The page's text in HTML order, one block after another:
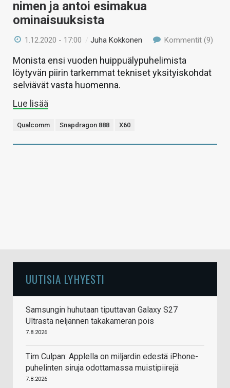
nimen ja antoi esimakua
ominaisuuksista
1.12.2020 - 17:00 /Juha Kokkonen Kommentit (9)
Monista ensi vuoden huippuälypuhelimista
löytyvän piirin tarkemmat tekniset yksityiskohdat
selviävät vasta huomenna.
Lue lisää
Qualcomm Snapdragon 888 X60
UUTISIA LYHYESTI
Samsungin huhutaan tiputtavan Galaxy S27
Ultrasta neljännen takakameran pois
7.8.2026
Tim Culpan: Applella on miljardin edestä iPhone-
puhelinten siruja odottamassa muistipiirejä
7.8.2026